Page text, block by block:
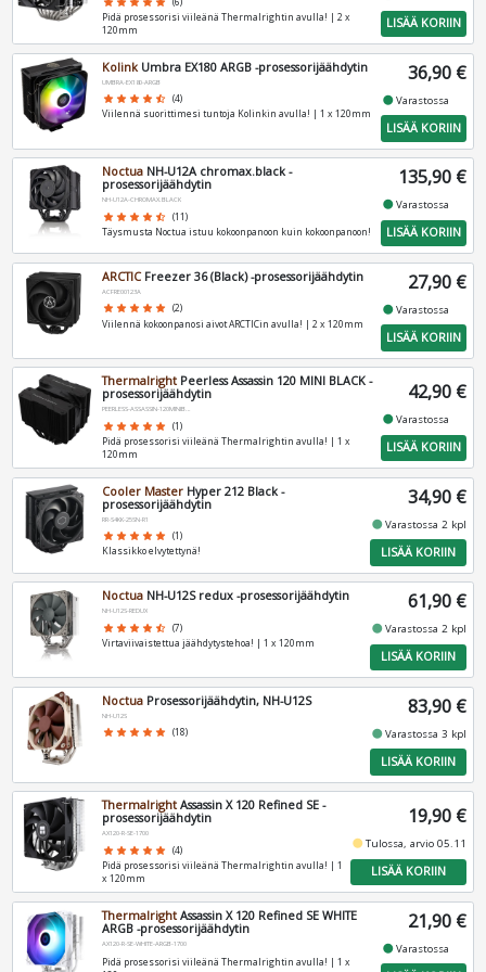
Pidä prosessorisi viileänä Thermalrightin avulla! | 2 x
120mm
LISÄÄ KORIIN
Kolink Umbra EX180 ARGB -prosessorijäähdytin
UMBRA-EX180-ARGB
star star star star star_half (4)
Viilennä suorittimesi tuntoja Kolinkin avulla! | 1 x 120mm
36,90 €
fiber_manual_recordVarastossa
LISÄÄ KORIIN
Noctua NH-U12A chromax.black -
prosessorijäähdytin
NH-U12A-CHROMAX.BLACK
star star star star star_half (11)
Täysmusta Noctua istuu kokoonpanoon kuin kokoonpanoon!
135,90 €
fiber_manual_recordVarastossa
LISÄÄ KORIIN
ARCTICFreezer 36 (Black) -prosessorijäähdytin
ACFRE00123A
star star star star star (2)
Viilennä kokoonpanosi aivot ARCTICin avulla! | 2 x 120mm
27,90 €
fiber_manual_recordVarastossa
LISÄÄ KORIIN
Thermalright Peerless Assassin 120 MINI BLACK -
prosessorijäähdytin
PEERLESS-ASSASSIN-120MINIBLACK
star star star star star (1)
Pidä prosessorisi viileänä Thermalrightin avulla! | 1 x
120mm
42,90 €
fiber_manual_recordVarastossa
LISÄÄ KORIIN
Cooler Master Hyper 212 Black -
prosessorijäähdytin
RR-S4KK-25SN-R1
star star star star star (1)
Klassikko elvytettynä!
34,90 €
fiber_manual_recordVarastossa 2 kpl
LISÄÄ KORIIN
Noctua NH-U12S redux -prosessorijäähdytin
NH-U12S-REDUX
star star star star star_half (7)
Virtaviivaistettua jäähdytystehoa! | 1 x 120mm
61,90 €
fiber_manual_recordVarastossa 2 kpl
LISÄÄ KORIIN
Noctua Prosessorijäähdytin, NH-U12S
NH-U12S
star star star star star (18)
83,90 €
fiber_manual_recordVarastossa 3 kpl
LISÄÄ KORIIN
Thermalright Assassin X 120 Refined SE -
prosessorijäähdytin
AX120-R-SE-1700
star star star star star (4)
Pidä prosessorisi viileänä Thermalrightin avulla! | 1
x 120mm
19,90 €
fiber_manual_recordTulossa, arvio 05.11
LISÄÄ KORIIN
Thermalright Assassin X 120 Refined SE WHITE
ARGB -prosessorijäähdytin
AX120-R-SE-WHITE-ARGB-1700
Pidä prosessorisi viileänä Thermalrightin avulla! | 1 x
21,90 €
fiber_manual_recordVarastossa